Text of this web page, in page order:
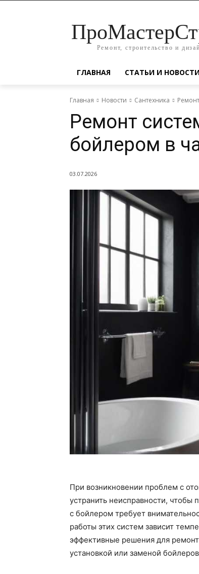
Ремонт, строительство и
ГЛАВНАЯ СТАТЬИ И
Главная Новости Сантехника
Ремонт
бойлером в
03.07.2026
При возникновении проблем с
устранить неисправности,
с бойлером требует
работы этих систем зависит
эффективные решения для
установкой или заменой